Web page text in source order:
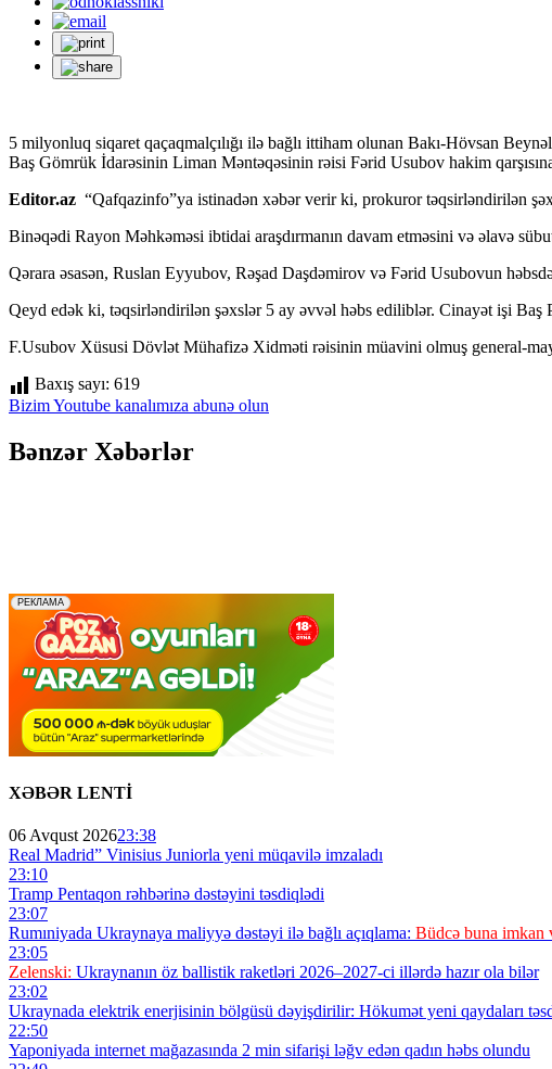
5 milyonluq siqaret qaçaqmalçılığı ilə bağlı ittiham olunan Bakı-Hövsan
Baş Gömrük İdarəsinin Liman Məntəqəsinin rəisi Fərid Usubov hakim qarşısına
Editor.az “Qafqazinfo”ya istinadən xəbər verir ki, prokuror təqsirləndirilən
Binəqədi Rayon Məhkəməsi ibtidai araşdırmanın davam etməsini və əlavə
Qərara əsasən, Ruslan Eyyubov, Rəşad Daşdəmirov və Fərid Usubovun
Qeyd edək ki, təqsirləndirilən şəxslər 5 ay əvvəl həbs ediliblər. Cinayət işi Baş
F.Usubov Xüsusi Dövlət Mühafizə Xidməti rəisinin müavini olmuş general-
Baxış sayı: 619
Bizim Youtube kanalımıza abunə olun
Bənzər Xəbərlər
XƏBƏR LENTİ
06 Avqust 202623:38
Real Madrid” Vinisius Juniorla yeni müqavilə imzaladı
23:10
Tramp Pentaqon rəhbərinə dəstəyini təsdiqlədi
23:07
Rumıniyada Ukraynaya maliyyə dəstəyi ilə bağlı açıqlama: Büdcə buna imkan
23:05
Zelenski: Ukraynanın öz ballistik raketləri 2026–2027-ci illərdə hazır ola bilər
23:02
Ukraynada elektrik enerjisinin bölgüsü dəyişdirilir: Hökumət yeni qaydaları
22:50
Yaponiyada internet mağazasında 2 min sifarişi ləğv edən qadın həbs olundu